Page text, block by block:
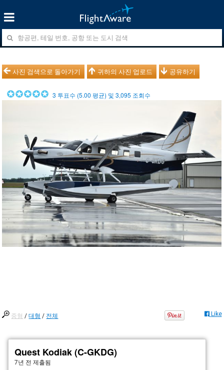
사진 검색으로 돌아가기 귀하의 사진 업로드 공유하기
3 투표수 (5.00 평균) 및3,095 조회수
중형 /대형 / 전체 Like
Quest Kodiak (C-GKDG)
7년 전 제출됨